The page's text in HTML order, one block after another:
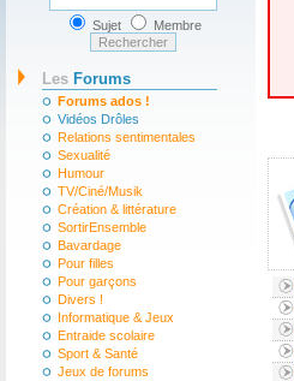
Sujet Membre
Les Forums
Forums ados !
Vidéos Drôles
Relations sentimentales
Sexualité
Humour
TV/Ciné/Musik
Création & littérature
SortirEnsemble
Bavardage
Pour filles
Pour garçons
Divers !
Informatique & Jeux
Entraide scolaire
Sport & Santé
Jeux de forums